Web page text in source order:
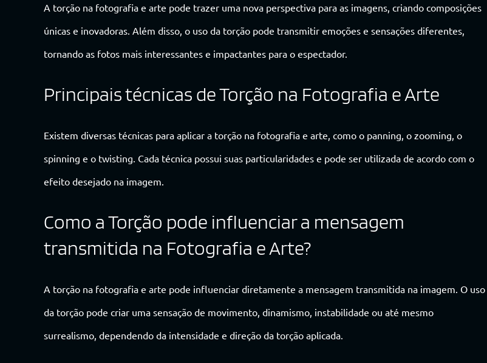
A torção na fotografia e arte pode trazer uma nova perspectiva para as imagens, criando composições
únicas e inovadoras. Além disso, o uso da torção pode transmitir emoções e sensações diferentes,
tornando as fotos mais interessantes e impactantes para o espectador.
Principais técnicas de Torção na Fotografia e Arte
Existem diversas técnicas para aplicar a torção na fotografia e arte, como o panning, o zooming, o
spinning e o twisting. Cada técnica possui suas particularidades e pode ser utilizada de acordo com o
efeito desejado na imagem.
Como a Torção pode influenciar a mensagem
transmitida na Fotografia e Arte?
A torção na fotografia e arte pode influenciar diretamente a mensagem transmitida na imagem. O uso
da torção pode criar uma sensação de movimento, dinamismo, instabilidade ou até mesmo
surrealismo, dependendo da intensidade e direção da torção aplicada.